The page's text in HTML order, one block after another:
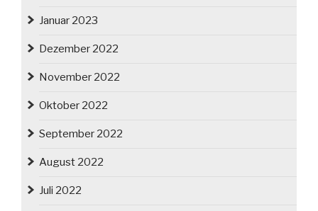
Januar 2023
Dezember 2022
November 2022
Oktober 2022
September 2022
August 2022
Juli 2022